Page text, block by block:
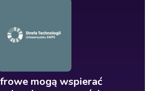
mogą wspierać